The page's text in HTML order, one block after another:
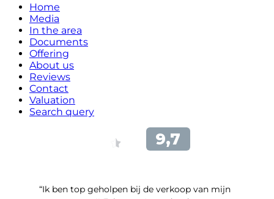
Home
Media
In the area
Documents
Offering
About us
Reviews
Contact
Valuation
Search query
“Ik ben top geholpen bij de verkoop van mijn